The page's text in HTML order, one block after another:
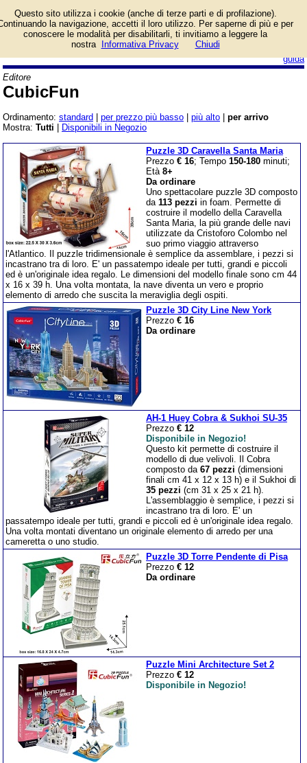
guida
Catalogo prodotti
CubicFun con
informazioni e prezzi.
Puzzle 3D in vendita.
Editore
CubicFun
Ordinamento: standard per prezzo più basso più alto
per arrivo
Mostra: Tutti Disponibili in Negozio
Puzzle 3D Caravella Santa Maria
Prezzo € 16; Tempo 150-180 minuti;
Età 8+
Da ordinare
Uno spettacolare puzzle 3D composto
da 113 pezzi in foam. Permette di
costruire il modello della Caravella
Santa Maria, la più grande delle navi
utilizzate da Cristoforo Colombo nel
suo primo viaggio attraverso
l'Atlantico. Il puzzle tridimensionale è semplice da assemblare, i pezzi si
incastrano tra di loro. E' un passatempo ideale per tutti, grandi e piccoli
ed è un'originale idea regalo. Le dimensioni del modello finale sono cm 44
x 16 x 39 h. Una volta montata, la nave diventa un vero e proprio
elemento di arredo che suscita la meraviglia degli ospiti.
Puzzle 3D City Line New York
Prezzo € 16
Da ordinare
AH-1 Huey Cobra & Sukhoi SU-35
Prezzo € 12
Disponibile in Negozio!
Questo kit permette di costruire il
modello di due velivoli. Il Cobra
composto da 67 pezzi (dimensioni
finali cm 41 x 12 x 13 h) e il Sukhoi di
35 pezzi (cm 31 x 25 x 21 h).
L'assemblaggio è semplice, i pezzi si
incastrano tra di loro. E' un
passatempo ideale per tutti, grandi e piccoli ed è un'originale idea regalo.
Una volta montati diventano un originale elemento di arredo per una
cameretta o uno studio.
Puzzle 3D Torre Pendente di Pisa
Prezzo € 12
Da ordinare
Puzzle Mini Architecture Set 2
Prezzo € 12
Disponibile in Negozio!
Questo sito utilizza i cookie (anche di terze parti e di profilazione).
la navigazione, accetti il loro utilizzo. Per saperne di più e per
conoscere le modalità per disabilitarli, ti invitiamo a leggere la
nostra
Informativa Privacy Chiudi